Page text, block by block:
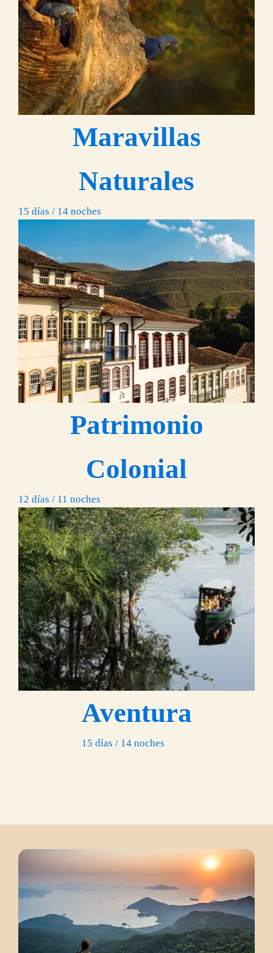
Maravillas
Naturales
15 días / 14 noches
Patrimonio
Colonial
12 días / 11 noches
Aventura
15 días / 14 noches